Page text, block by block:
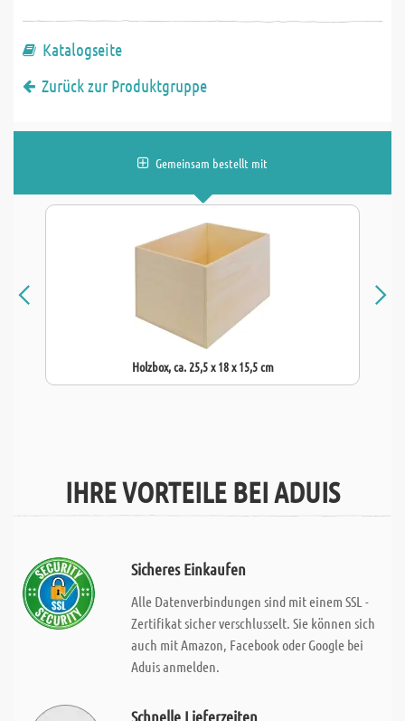
Katalogseite
Zurück zur Produktgruppe
Gemeinsam bestellt mit
Holzbox, ca. 25,5 x 18 x 15,5 cm
IHRE VORTEILE BEI ADUIS
Sicheres Einkaufen
Alle Datenverbindungen sind mit einem SSL -
Zertifikat sicher verschlusselt. Sie können sich
auch mit Amazon, Facebook oder Google bei
Aduis anmelden.
Schnelle Lieferzeiten